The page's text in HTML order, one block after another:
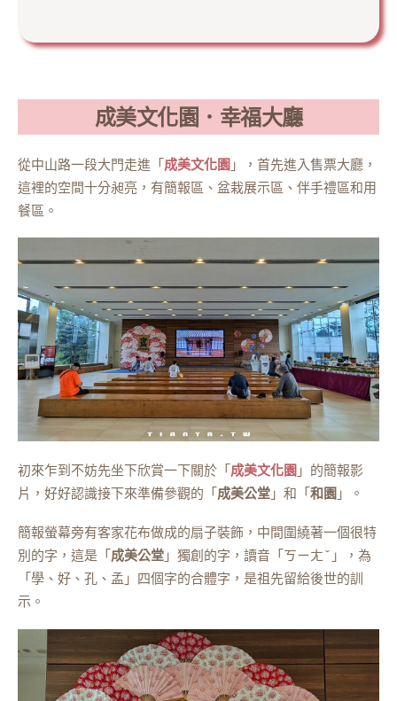
成美文化園．幸福大廳
從中山路一段大門走進「成美文化園 」，首先進入售票大廳，
這裡的空間十分昶亮，有簡報區、盆栽展示區、伴手禮區和用
餐區。
初來乍到不妨先坐下欣賞一下關於「成美文化園 」的簡報影
片，好好認識接下來準備參觀的「成美公堂 」和「和園 」。
簡報螢幕旁有客家花布做成的扇子裝飾，中間圍繞著一個很特
別的字，這是「成美公堂 」獨創的字，讀音「ㄎㄧㄤˇ」，為
「學、好、孔、孟」四個字的合體字，是祖先留給後世的訓
示。